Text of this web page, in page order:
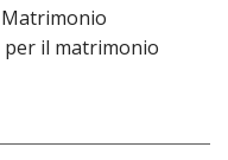
il matrimonio